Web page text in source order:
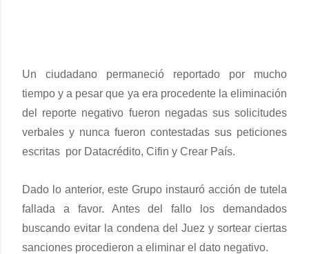
Un ciudadano permaneció reportado por mucho
tiempoy a pesar que ya era procedente laeliminación
del reporte negativo fueron negadas sus solicitudes
verbales y nunca fueron contestadas sus peticiones
escritas por Datacrédito, Cifin y Crear País.
Dado lo anterior, este Grupo instauró acción de tutela
fallada a favor. Antes del fallo los demandados
buscando evitar la condena del Juez y sortear ciertas
sanciones procedieron a eliminar el dato negativo.